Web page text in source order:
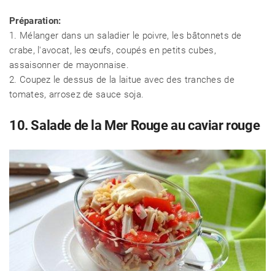
Préparation:
1. Mélanger dans un saladier le poivre, les bâtonnets de
crabe, l'avocat, les œufs, coupés en petits cubes,
assaisonner de mayonnaise.
2. Coupez le dessus de la laitue avec des tranches de
tomates, arrosez de sauce soja.
10. Salade de la Mer Rouge au caviar rouge